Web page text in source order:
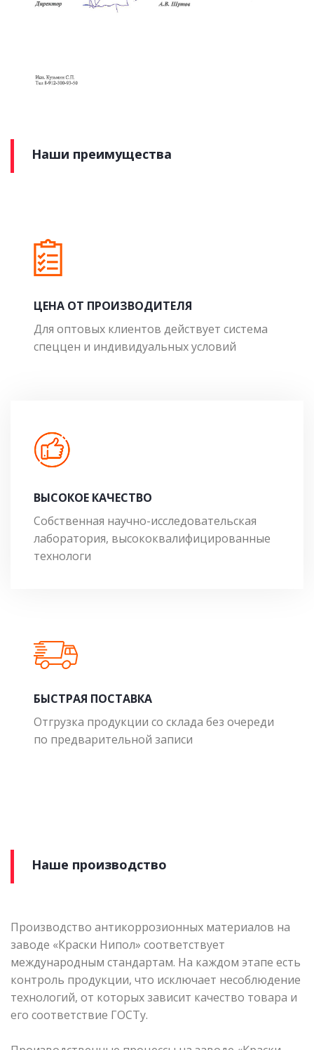
Наши преимущества
ЦЕНА ОТ ПРОИЗВОДИТЕЛЯ
Для оптовых клиентов действует система
спеццен и индивидуальных условий
ВЫСОКОЕ КАЧЕСТВО
Собственная научно-исследовательская
лаборатория, высококвалифицированные
технологи
БЫСТРАЯ ПОСТАВКА
Отгрузка продукции со склада без очереди
по предварительной записи
Наше производство
Производство антикоррозионных материалов на
заводе «Краски Нипол» соответствует
международным стандартам. На каждом этапе есть
контроль продукции, что исключает несоблюдение
технологий, от которых зависит качество товара и
его соответствие ГОСТу.